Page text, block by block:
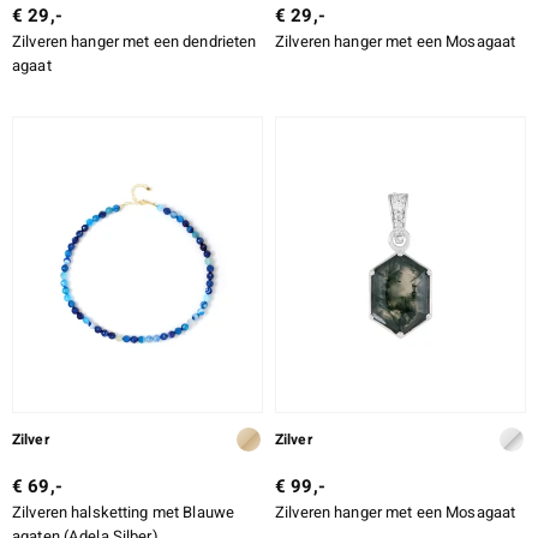
€ 29,-
Zilveren hanger met een dendrieten
agaat
€ 29,-
Zilveren hanger met een Mosagaat
Zilver
€ 69,-
Zilveren halsketting met Blauwe
Zilver
€ 99,-
Zilveren hanger met een Mosagaat